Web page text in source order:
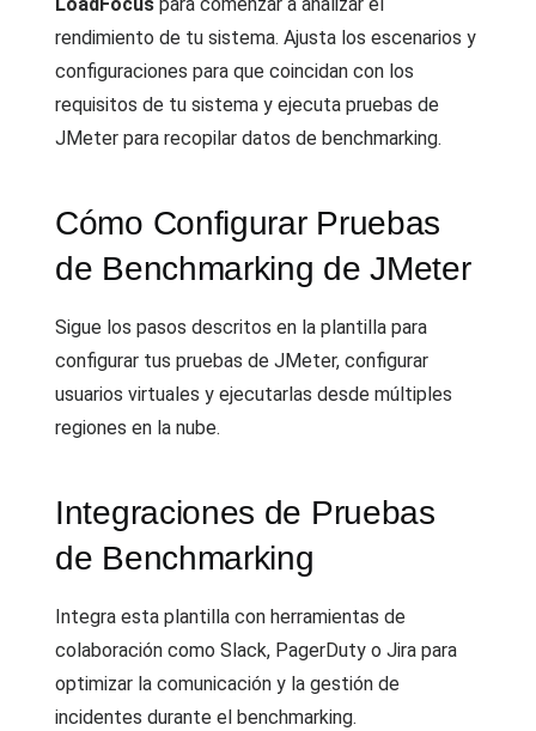
rendimiento de tu sistema. Ajusta los escenarios y
configuraciones para que coincidan con los
requisitos de tu sistema y ejecuta pruebas de
JMeter para recopilar datos de benchmarking.
Cómo Configurar Pruebas
de Benchmarking de JMeter
Sigue los pasos descritos en la plantilla para
configurar tus pruebas de JMeter, configurar
usuarios virtuales y ejecutarlas desde múltiples
regiones en la nube.
Integraciones de Pruebas
de Benchmarking
Integra esta plantilla con herramientas de
colaboración como Slack, PagerDuty o Jira para
optimizar la comunicación y la gestión de
incidentes durante el benchmarking.